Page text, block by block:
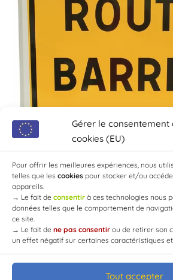
Gérer le consentement
cookies (EU)
Pour offrir les meilleures expériences, nous
telles que les cookies pour stocker et/ou
appareils.
→ Le fait de consentir à ces technologies nous
données telles que le comportement de
ce site.
→ Le fait de ne pas consentir ou de retirer son
un effet négatif sur certaines caractéristiques
Tout accepter